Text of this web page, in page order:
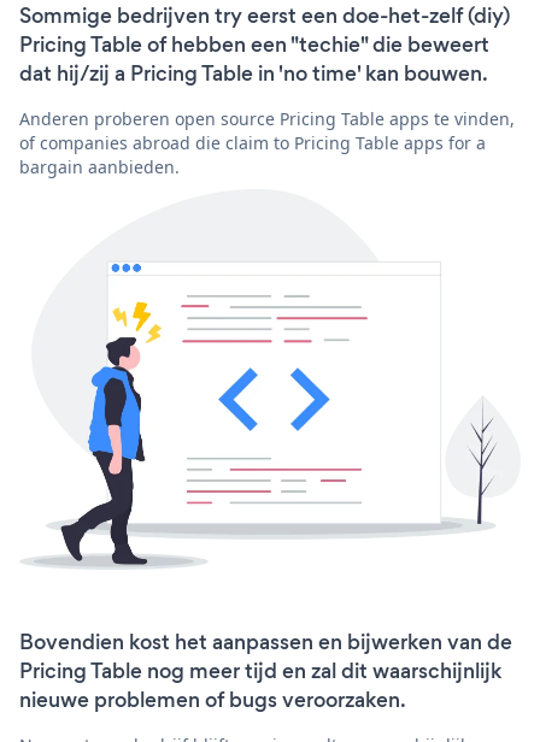
Sommige bedrijven try eerst een doe-het-zelf (diy)
Pricing Table of hebben een "techie" die beweert
dat hij/zij a Pricing Table in 'no time' kan bouwen.
Anderen proberen open source Pricing Table apps te vinden,
of companies abroad die claim to Pricing Table apps for a
bargain aanbieden.
Bovendien kost het aanpassen en bijwerken van de
Pricing Table nog meer tijd en zal dit waarschijnlijk
nieuwe problemen of bugs veroorzaken.